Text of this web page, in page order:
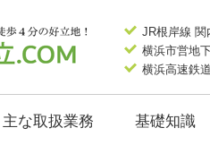
JR根岸線 関
横浜市営地
横浜高速鉄
主な取扱業務 基礎知識